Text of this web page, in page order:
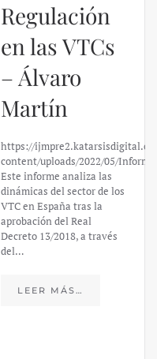
Regulación
en las VTCs
– Álvaro
Martín
https://
content/uploads/2022/05/
Este informe analiza las
dinámicas del sector de los
VTC en España tras la
aprobación del Real
Decreto 13/2018, a través
del…
LEER MÁS…